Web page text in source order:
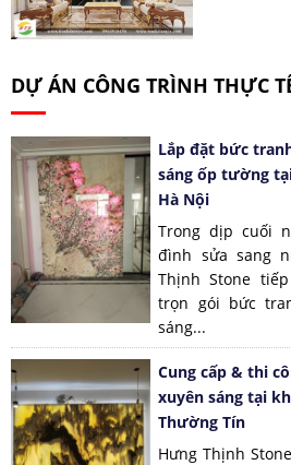
DỰ ÁN CÔNG TRÌNH THỰC
Lắp đặt bức
sáng ốp tường
Hà Nội
Trong dịp cuối
đình sửa sang
Thịnh Stone
trọn gói bức
sáng...
Cung cấp & thi
xuyên sáng tại
Thường Tín
Hưng Thịnh